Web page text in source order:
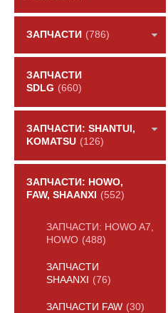
ЗАПЧАСТИ (786)
ЗАПЧАСТИ
SDLG (660)
ЗАПЧАСТИ: SHANTUI,
KOMATSU (126)
ЗАПЧАСТИ: HOWO,
FAW, SHAANXI
(552)
ЗАПЧАСТИ: HOWO A7,
HOWO (488)
ЗАПЧАСТИ
SHAANXI
(76)
ЗАПЧАСТИ FAW (30)